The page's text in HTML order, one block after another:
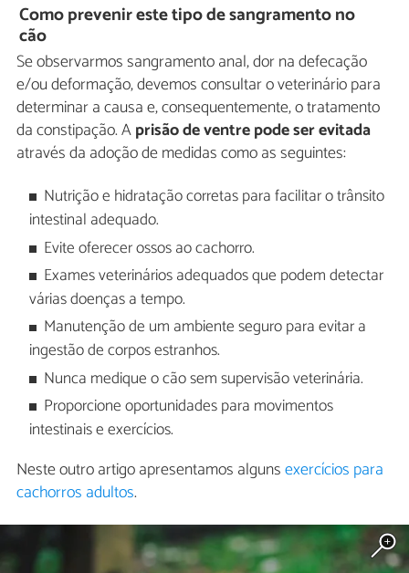
Como prevenir este tipo de sangramento no
cão
Se observarmos sangramento anal, dor na defecação
e/ou deformação, devemos consultar o veterinário para
determinar a causa e, consequentemente, o tratamento
da constipação. Aprisão de ventre pode ser evitada
através da adoção de medidas como as seguintes:
Nutrição e hidratação corretas para facilitar o trânsito
intestinal adequado.
Evite oferecer ossos ao cachorro.
Exames veterinários adequados que podem detectar
várias doenças a tempo.
Manutenção de um ambiente seguro para evitar a
ingestão de corpos estranhos.
Nunca medique o cão sem supervisão veterinária.
Proporcione oportunidades para movimentos
intestinais e exercícios.
Neste outro artigo apresentamos algunsexercícios para
cachorros adultos.